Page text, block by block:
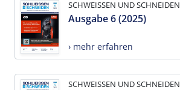
SCHWEISSEN UND SCHNEIDEN
Ausgabe 6 (2025)
› mehr erfahren
SCHWEISSEN UND SCHNEIDEN